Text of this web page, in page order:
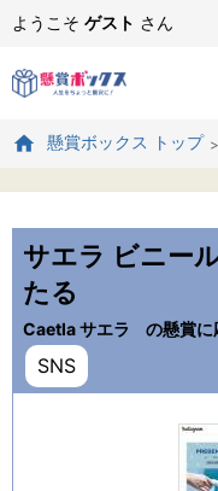
ようこそ ゲスト さん
懸賞ボックス トップ
サエラ ビニー
たる
Caetla サエラ の懸賞に
SNS